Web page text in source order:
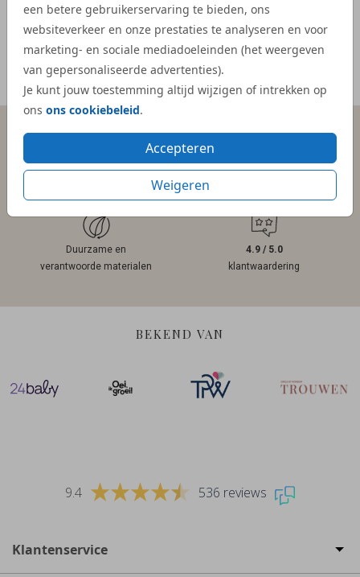
een betere gebruikerservaring te bieden, ons
websiteverkeer en onze prestaties te analyseren en voor
marketing- en sociale mediadoeleinden (het weergeven
van gepersonaliseerde advertenties).
Je kunt jouw toestemming altijd wijzigen of intrekken op
ons ons cookiebeleid.
Accepteren
Weigeren
Persoonlijk contact
Gratis hulp
Duurzame en
verantwoorde materialen
4.9 / 5.0
klantwaardering
BEKEND VAN
9.4 536 reviews
Klantenservice